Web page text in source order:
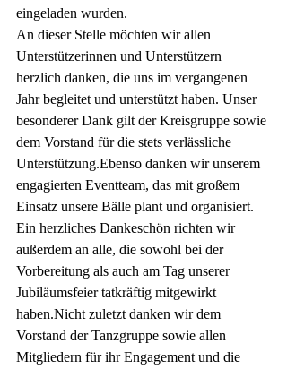
eingeladen wurden.
An dieser Stelle möchten wir allen
Unterstützerinnen und Unterstützern
herzlich danken, die uns im vergangenen
Jahr begleitet und unterstützt haben. Unser
besonderer Dank gilt der Kreisgruppe sowie
dem Vorstand für die stets verlässliche
Unterstützung.Ebenso danken wir unserem
engagierten Eventteam, das mit großem
Einsatz unsere Bälle plant und organisiert.
Ein herzliches Dankeschön richten wir
außerdem an alle, die sowohl bei der
Vorbereitung als auch am Tag unserer
Jubiläumsfeier tatkräftig mitgewirkt
haben.Nicht zuletzt danken wir dem
Vorstand der Tanzgruppe sowie allen
Mitgliedern für ihr Engagement und die